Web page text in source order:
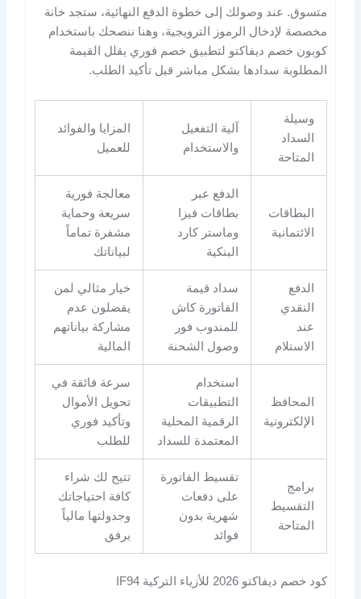
متسوق. عند وصولك إلى خطوة الدفع النهائية، ستجد خانة
مخصصة لإدخال الرموز الترويجية، وهنا ننصحك باستخدام
كوبون خصم ديفاكتو لتطبيق خصم فوري يقلل القيمة
المطلوبة سدادها بشكل مباشر قبل تأكيد الطلب.
وسيلة
السداد
المتاحة
آلية التفعيل
والاستخدام
المزايا والفوائد
للعميل
البطاقات
الائتمانية
الدفع عبر
بطاقات فيزا
وماستر كارد
البنكية
معالجة فورية
سريعة وحماية
مشفرة تماماً
لبياناتك
الدفع
النقدي
عند
الاستلام
سداد قيمة
الفاتورة كاش
للمندوب فور
وصول الشحنة
خيار مثالي لمن
يفضلون عدم
مشاركة بياناتهم
المالية
المحافظ
الإلكترونية
استخدام
التطبيقات
الرقمية المحلية
المعتمدة للسداد
سرعة فائقة في
تحويل الأموال
وتأكيد فوري
للطلب
برامج
التقسيط
المتاحة
تقسيط الفاتورة
على دفعات
شهرية بدون
فوائد
تتيح لك شراء
كافة احتياجاتك
وجدولتها مالياً
برفق
كود خصم ديفاكتو 2026 للأزياء التركية IF94